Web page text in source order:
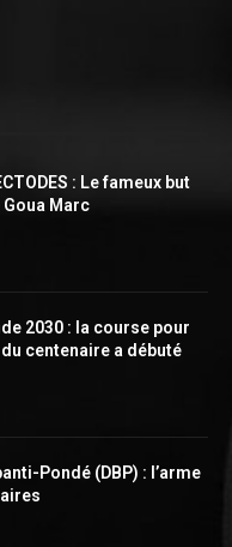
: Le fameux but
Marc
2030 : la course pour
centenaire a débuté
Pondé (DBP) : l’arme